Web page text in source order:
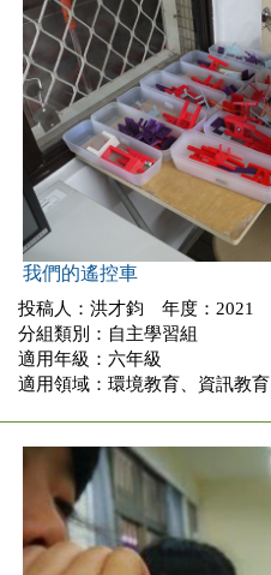
我們的遙控車
投稿人：洪才鈞 年度：2021
分組類別：自主學習組
適用年級：六年級
適用領域：環境教育、資訊教育